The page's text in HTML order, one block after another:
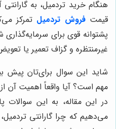
هنگام خرید تردمیل، به
قیمتفروش تردمیل تمرکز
پشتوانه قوی برای
غیرمنتظره و گزاف تعمیر یا
شاید این سوال برای‌تان پیش
مهم است؟ آیا واقعاً اهمیت آن
در این مقاله، به این
می‌دهیم که چرا گارانتی